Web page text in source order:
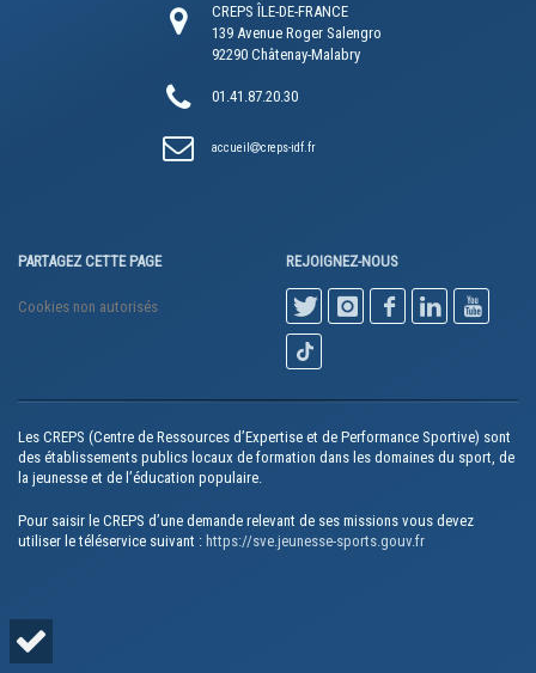
CREPS ÎLE-DE-FRANCE
139 Avenue Roger Salengro
92290 Châtenay-Malabry
01.41.87.20.30
accueil creps-idf.fr
PARTAGEZ CETTE PAGE
Cookies non autorisés
REJOIGNEZ-NOUS
Les CREPS (Centre de Ressources d’Expertise et de Performance Sportive) sont
des établissements publics locaux de formation dans les domaines du sport, de
la jeunesse et de l’éducation populaire.
Pour saisir le CREPS d’une demande relevant de ses missions vous devez
utiliser le téléservice suivant : https://sve.jeunesse-sports.gouv.fr
mais
de nos réseaux sociaux
des candidats et des